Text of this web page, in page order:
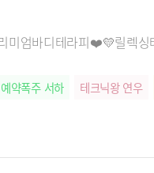
엄바디테라피❤️💛릴렉싱
예약폭주 서하 테크닉왕 연우